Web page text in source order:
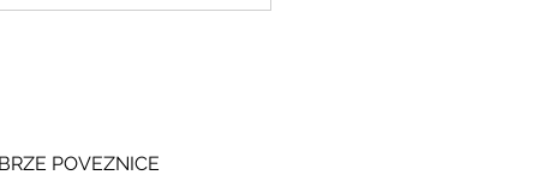
BRZE POVEZNICE